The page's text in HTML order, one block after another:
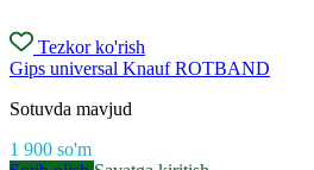
Tezkor ko'rish
Gips universal Knauf ROTBAND
Sotuvda mavjud
1 900 so'm